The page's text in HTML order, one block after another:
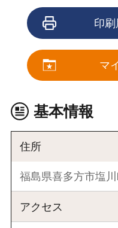
印
マ
基本情報
住所
福島県喜多方市塩
アクセス